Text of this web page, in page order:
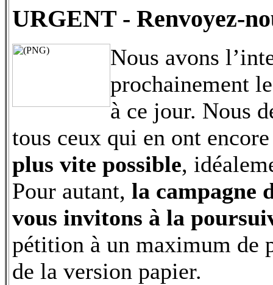
URGENT - Renvoyez-
Nous avons
prochainement
à ce jour. Nous
tous ceux qui en ont
plus vite possible,
Pour autant, la campagne
vous invitons à la
pétition à un maximum de
de la version papier.